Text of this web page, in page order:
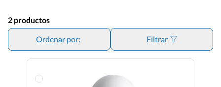
2 productos
Ordenar por: Filtrar